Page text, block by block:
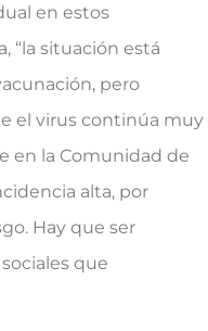
en estos
“la situación está
pero
el virus continúa muy
en la Comunidad de
alta, por
Hay que ser
que